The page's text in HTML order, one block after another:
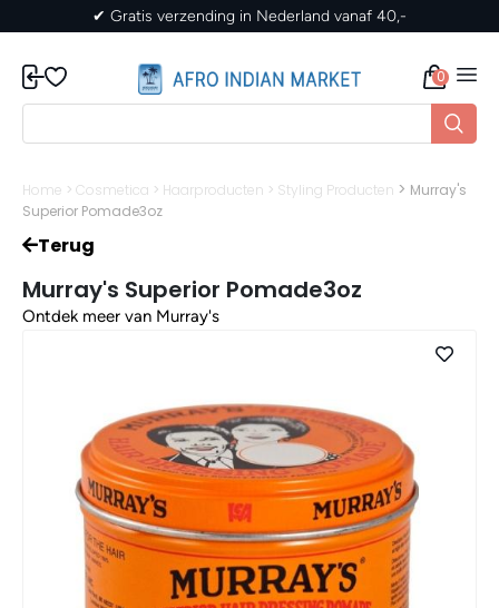
✔ Gratis verzending in Nederland vanaf 40,-
0
Home > Cosmetica > Haarproducten > Styling Producten > Murray's
Superior Pomade3oz
Terug
Murray's Superior Pomade3oz
Ontdek meer van Murray's